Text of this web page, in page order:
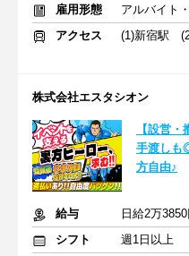
雇用形態
アルバイト
アクセス
株式会社エスタシオン
【設営
手渡しも
方自由♪
給与
日給2万
シフト
週1日以上